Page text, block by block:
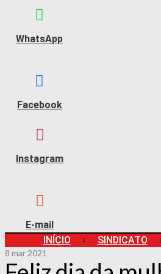
WhatsApp
Facebook
Instagram
E-mail
INÍCIO
SINDICATO
8 mar 2021